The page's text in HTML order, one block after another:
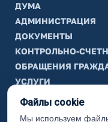
ДУМА
АДМИНИСТРАЦИЯ
ДОКУМЕНТЫ
КОНТРОЛЬНО-
ОБРАЩЕНИЯ
УСЛУГИ
ТИК
ИНФОРМАЦИЯ
Файлы cookie
Мы используем